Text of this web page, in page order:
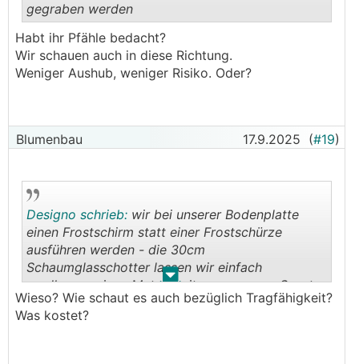
..
gegraben werden
Habt ihr Pfähle bedacht?
Wir schauen auch in diese Richtung.
Weniger Aushub, weniger Risiko. Oder?
Blumenbau 17.9.2025 (#19)
. .
Designo schrieb: wir bei unserer Bodenplatte
einen Frostschirm statt einer Frostschürze
ausführen werden - die 30cm
Schaumglasschotter lassen wir einfach
rundherum einen Meter weiter rausragen. Spart
auch ein bissl was zur Frostschürze und ich kann
dann meine Konstruktion für die Sockelbelüftung
Wieso? Wie schaut es auch bezüglich Tragfähigkeit?
Was kostet?